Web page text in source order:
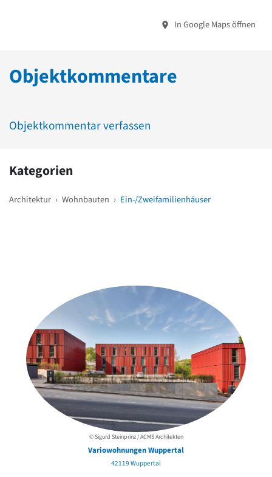
In Google Maps öffnen
Objektkommentare
Objektkommentar verfassen
Kategorien
Architektur › Wohnbauten › Ein-/Zweifamilienhäuser
© Sigurd Steinprinz / ACMS Architekten
Variowohnungen Wuppertal
42119 Wuppertal